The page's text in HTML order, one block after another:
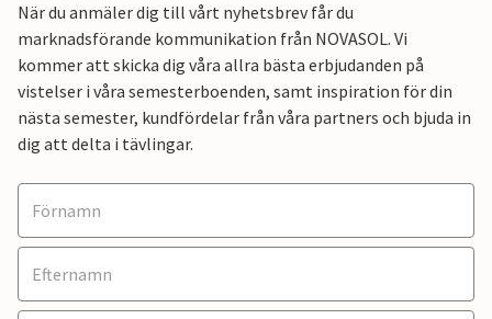
När du anmäler dig till vårt nyhetsbrev får du
marknadsförande kommunikation från NOVASOL. Vi
kommer att skicka dig våra allra bästa erbjudanden på
vistelser i våra semesterboenden, samt inspiration för din
nästa semester, kundfördelar från våra partners och bjuda in
dig att delta i tävlingar.